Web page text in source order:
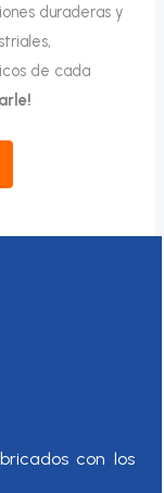
duraderas y
de cada
con los